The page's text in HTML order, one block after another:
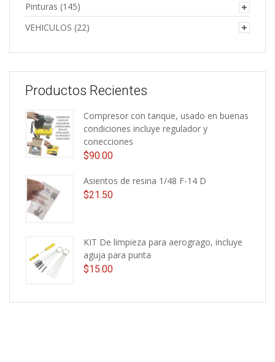
Pinturas (145)
VEHICULOS (22)
Productos Recientes
Compresor con tanque, usado en buenas
condiciones incluye regulador y
conecciones
$90.00
Asientos de resina 1/48 F-14 D
$21.50
KIT De limpieza para aerogrago, incluye
aguja para punta
$15.00